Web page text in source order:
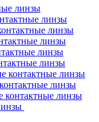
линзы
линзы
линзы
линзы
линзы
линзы
контактные линзы
линзы
контактные линзы